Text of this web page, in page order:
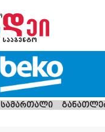
სამართალი